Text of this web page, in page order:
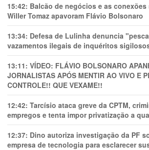
15:42: Balcão de negócios e as
Willer Tomaz apavoram Flávio Bolsonaro
13:34: Defesa de Lulinha denuncia
vazamentos ilegais de inquéritos
13:11: VÍDEO: FLÁVIO BOLSONARO
JORNALISTAS APÓS MENTIR AO VIVO E
CONTROLE!! QUE VEXAME!!
12:42: Tarcísio ataca greve da CPTM,
empregos e tenta impor privatização a
12:37: Dino autoriza investigação da PF
empresa de tecnologia para esclarecer